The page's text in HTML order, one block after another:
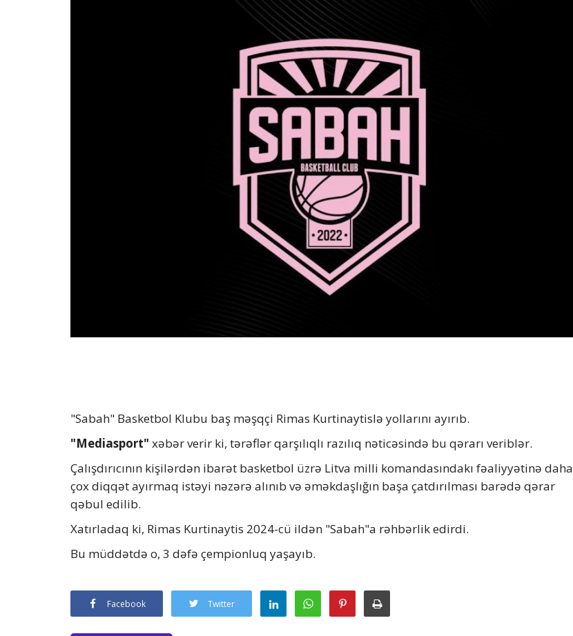
"Sabah" Basketbol Klubu baş məşqçi Rimas Kurtinaytislə yollarını ayırıb.
"Mediasport" xəbər verir ki, tərəflər qarşılıqlı razılıq nəticəsində bu qərarı veriblər.
Çalışdırıcının kişilərdən ibarət basketbol üzrə Litva milli komandasındakı fəaliyyətinə daha
çox diqqət ayırmaq istəyi nəzərə alınıb və əməkdaşlığın başa çatdırılması barədə qərar
qəbul edilib.
Xatırladaq ki, Rimas Kurtinaytis 2024-cü ildən "Sabah"a rəhbərlik edirdi.
Bu müddətdə o, 3 dəfə çempionluq yaşayıb.
Facebook Twitter